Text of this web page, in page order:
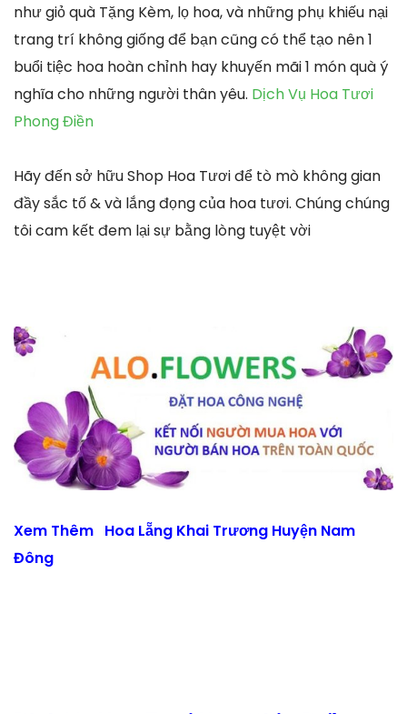
như giỏ quà Tặng Kèm, lọ hoa, và những phụ khiếu nại
trang trí không giống để bạn cũng có thể tạo nên 1
buổi tiệc hoa hoàn chỉnh hay khuyến mãi 1 món quà ý
nghĩa cho những người thân yêu. Dịch Vụ Hoa Tươi
Phong Điền
Hãy đến sở hữu Shop Hoa Tươi để tò mò không gian
đầy sắc tố & và lắng đọng của hoa tươi. Chúng chúng
tôi cam kết đem lại sự bằng lòng tuyệt vời
Xem Thêm Hoa Lẵng Khai Trương Huyện Nam
Đông